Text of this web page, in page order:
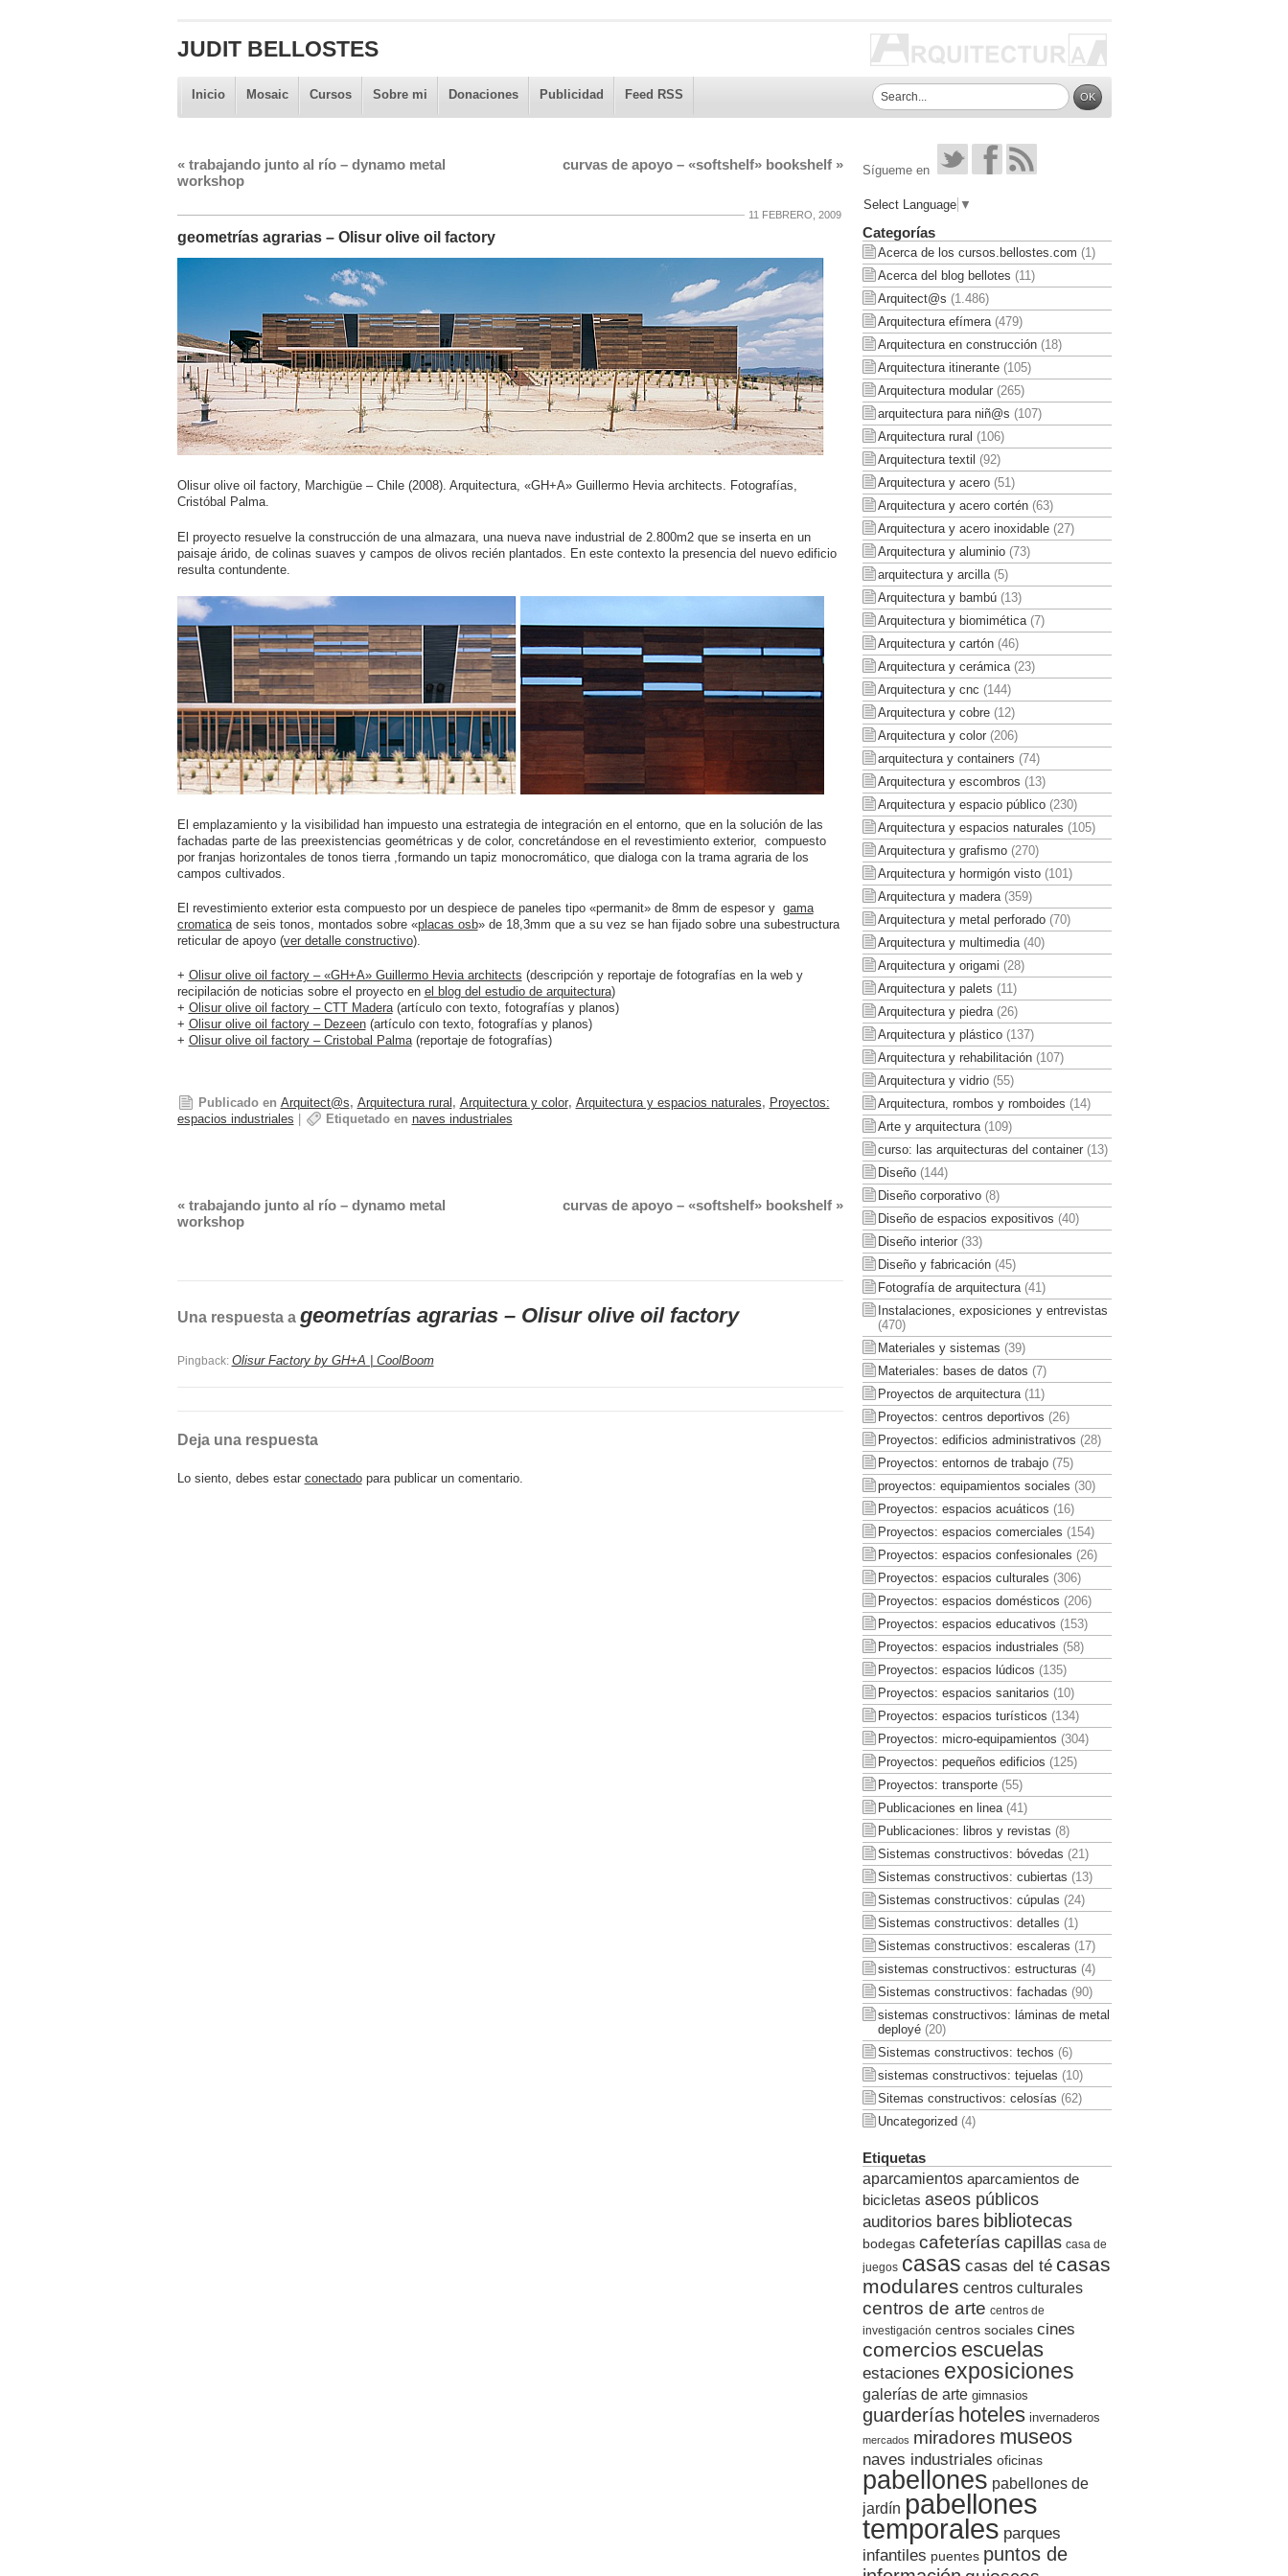
JUDIT BELLOSTES
Inicio Mosaic Cursos Sobre mi Donaciones Publicidad Feed RSS
«trabajando junto al río – dynamo metal
workshop
curvas de apoyo – «softshelf» bookshelf »
11 FEBRERO, 2009
geometrías agrarias – Olisur olive oil factory
Olisur olive oil factory, Marchigüe – Chile (2008). Arquitectura, «GH+A» Guillermo Hevia architects. Fotografías,
Cristóbal Palma.
El proyecto resuelve la construcción de una almazara, una nueva nave industrial de 2.800m2 que se inserta en un
paisaje árido, de colinas suaves y campos de olivos recién plantados. En este contexto la presencia del nuevo edificio
resulta contundente.
El emplazamiento y la visibilidad han impuesto una estrategia de integración en el entorno, que en la solución de las
fachadas parte de las preexistencias geométricas y de color, concretándose en el revestimiento exterior, compuesto
por franjas horizontales de tonos tierra ,formando un tapiz monocromático, que dialoga con la trama agraria de los
campos cultivados.
El revestimiento exterior esta compuesto por un despiece de paneles tipo «permanit» de 8mm de espesor y gama
cromaticade seis tonos, montados sobre «placas osb» de 18,3mm que a su vez se han fijado sobre una subestructura
reticular de apoyo (ver detalle constructivo).
+ Olisur olive oil factory – «GH+A» Guillermo Hevia architects (descripción y reportaje de fotografías en la web y
recipilación de noticias sobre el proyecto en el blog del estudio de arquitectura)
+ Olisur olive oil factory – CTT Madera(artículo con texto, fotografías y planos)
+ Olisur olive oil factory – Dezeen(artículo con texto, fotografías y planos)
+ Olisur olive oil factory – Cristobal Palma(reportaje de fotografías)
Publicado en Arquitect@s, Arquitectura rural , Arquitectura y color, Arquitectura y espacios naturales, Proyectos:
espacios industriales
Etiquetado en naves industriales
«trabajando junto al río – dynamo metal
workshop
curvas de apoyo – «softshelf» bookshelf »
Una respuesta a geometrías agrarias – Olisur olive oil factory
Pingback: Olisur Factory by GH+A | CoolBoom
Deja una respuesta
Lo siento, debes estar conectadopara publicar un comentario.
Sígueme en
Select Language ▼
Categorías
Acerca de los cursos.bellostes.com (1)
Acerca del blog bellotes (11)
Arquitect@s (1.486)
Arquitectura efímera(479)
Arquitectura en construcción(18)
Arquitectura itinerante(105)
Arquitectura modular(265)
arquitectura para niñ@s (107)
Arquitectura rural (106)
Arquitectura textil (92)
Arquitectura y acero(51)
Arquitectura y acero cortén(63)
Arquitectura y acero inoxidable(27)
Arquitectura y aluminio(73)
arquitectura y arcilla(5)
Arquitectura y bambú(13)
Arquitectura y biomimética(7)
Arquitectura y cartón(46)
Arquitectura y cerámica(23)
Arquitectura y cnc (144)
Arquitectura y cobre(12)
Arquitectura y color(206)
arquitectura y containers (74)
Arquitectura y escombros (13)
Arquitectura y espacio público(230)
Arquitectura y espacios naturales (105)
Arquitectura y grafismo(270)
Arquitectura y hormigón visto(101)
Arquitectura y madera(359)
Arquitectura y metal perforado(70)
Arquitectura y multimedia(40)
Arquitectura y origami (28)
Arquitectura y palets (11)
Arquitectura y piedra(26)
Arquitectura y plástico(137)
Arquitectura y rehabilitación(107)
Arquitectura y vidrio(55)
Arquitectura, rombos y romboides (14)
Arte y arquitectura(109)
curso: las arquitecturas del container(13)
Diseño(144)
Diseño corporativo(8)
Diseño de espacios expositivos (40)
Diseño interior(33)
Diseño y fabricación(45)
Fotografía de arquitectura(41)
Instalaciones, exposiciones y entrevistas
(470)
Materiales y sistemas (39)
Materiales: bases de datos (7)
Proyectos de arquitectura(11)
Proyectos: centros deportivos (26)
Proyectos: edificios administrativos (28)
Proyectos: entornos de trabajo(75)
proyectos: equipamientos sociales (30)
Proyectos: espacios acuáticos (16)
Proyectos: espacios comerciales (154)
Proyectos: espacios confesionales (26)
Proyectos: espacios culturales (306)
Proyectos: espacios domésticos (206)
Proyectos: espacios educativos (153)
Proyectos: espacios industriales (58)
Proyectos: espacios lúdicos (135)
Proyectos: espacios sanitarios (10)
Proyectos: espacios turísticos (134)
Proyectos: micro-equipamientos (304)
Proyectos: pequeños edificios (125)
Proyectos: transporte(55)
Publicaciones en linea(41)
Publicaciones: libros y revistas (8)
Sistemas constructivos: bóvedas (21)
Sistemas constructivos: cubiertas (13)
Sistemas constructivos: cúpulas (24)
Sistemas constructivos: detalles (1)
Sistemas constructivos: escaleras (17)
sistemas constructivos: estructuras (4)
Sistemas constructivos: fachadas (90)
sistemas constructivos: láminas de metal
deployé(20)
Sistemas constructivos: techos (6)
sistemas constructivos: tejuelas (10)
Sitemas constructivos: celosías (62)
Uncategorized (4)
Etiquetas
aparcamientos aparcamientos de
bicicletas aseos públicos
auditorios bares bibliotecas
bodegas cafeterías capillas casa de
juegos casas casas del té casas
modulares centros culturales
centros de arte centros de
investigación centros sociales cines
comercios escuelas
estaciones exposiciones
galerías de arte gimnasios
guarderías hoteles invernaderos
mercados miradores museos
naves industriales oficinas
pabellones pabellones de
jardín pabellones
temporales parques
infantiles puentes puntos de